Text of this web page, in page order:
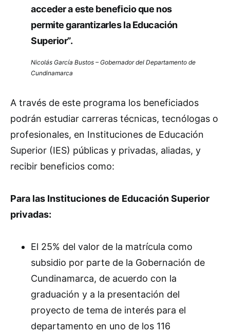
acceder a este beneficio que nos
permite garantizarles la Educación
Superior”.
Nicolás García Bustos – Gobernador del Departamento de
Cundinamarca
A través de este programa los beneficiados
podrán estudiar carreras técnicas, tecnólogas o
profesionales, en Instituciones de Educación
Superior (IES) públicas y privadas, aliadas, y
recibir beneficios como:
Para las Instituciones de Educación Superior
privadas:
El 25% del valor de la matrícula como
subsidio por parte de la Gobernación de
Cundinamarca, de acuerdo con la
graduación y a la presentación del
proyecto de tema de interés para el
departamento en uno de los 116